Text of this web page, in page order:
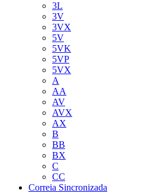
3L
3V
3VX
5V
5VK
5VP
5VX
A
AA
AV
AVX
AX
B
BB
BX
C
CC
Correia Sincronizada